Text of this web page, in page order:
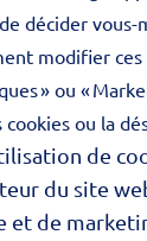
décider vous-
modifier
» ou «
ou la
de
du site
et de